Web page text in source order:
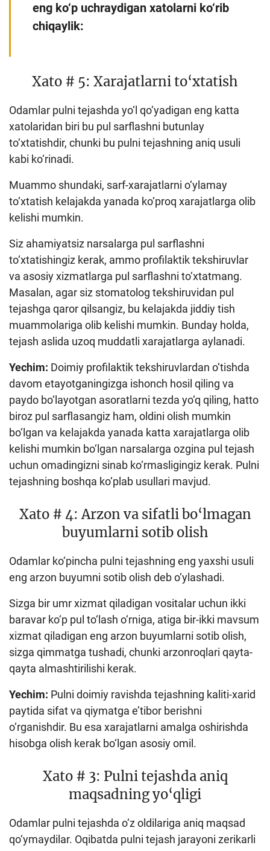
eng ko‘p uchraydigan xatolarni ko‘rib
chiqaylik:
Xato # 5: Xarajatlarni to‘xtatish
Odamlar pulni tejashda yo‘l qo‘yadigan eng katta
xatolaridan biri bu pul sarflashni butunlay
to‘xtatishdir, chunki bu pulni tejashning aniq usuli
kabi ko‘rinadi.
Muammo shundaki, sarf-xarajatlarni o‘ylamay
to‘xtatish kelajakda yanada ko‘proq xarajatlarga olib
kelishi mumkin.
Siz ahamiyatsiz narsalarga pul sarflashni
to‘xtatishingiz kerak, ammo profilaktik tekshiruvlar
va asosiy xizmatlarga pul sarflashni to‘xtatmang.
Masalan, agar siz stomatolog tekshiruvidan pul
tejashga qaror qilsangiz, bu kelajakda jiddiy tish
muammolariga olib kelishi mumkin. Bunday holda,
tejash aslida uzoq muddatli xarajatlarga aylanadi.
Yechim: Doimiy profilaktik tekshiruvlardan o‘tishda
davom etayotganingizga ishonch hosil qiling va
paydo bo‘layotgan asoratlarni tezda yo‘q qiling, hatto
biroz pul sarflasangiz ham, oldini olish mumkin
bo‘lgan va kelajakda yanada katta xarajatlarga olib
kelishi mumkin bo‘lgan narsalarga ozgina pul tejash
uchun omadingizni sinab ko‘rmasligingiz kerak. Pulni
tejashning boshqa ko‘plab usullari mavjud.
Xato # 4: Arzon va sifatli bo‘lmagan
buyumlarni sotib olish
Odamlar ko‘pincha pulni tejashning eng yaxshi usuli
eng arzon buyumni sotib olish deb o‘ylashadi.
Sizga bir umr xizmat qiladigan vositalar uchun ikki
baravar ko‘p pul to‘lash o‘rniga, atiga bir-ikki mavsum
xizmat qiladigan eng arzon buyumlarni sotib olish,
sizga qimmatga tushadi, chunki arzonroqlari qayta-
qayta almashtirilishi kerak.
Yechim: Pulni doimiy ravishda tejashning kaliti-xarid
paytida sifat va qiymatga e’tibor berishni
o‘rganishdir. Bu esa xarajatlarni amalga oshirishda
hisobga olish kerak bo‘lgan asosiy omil.
Xato # 3: Pulni tejashda aniq
maqsadning yo‘qligi
Odamlar pulni tejashda o‘z oldilariga aniq maqsad
qo‘ymaydilar. Oqibatda pulni tejash jarayoni zerikarli